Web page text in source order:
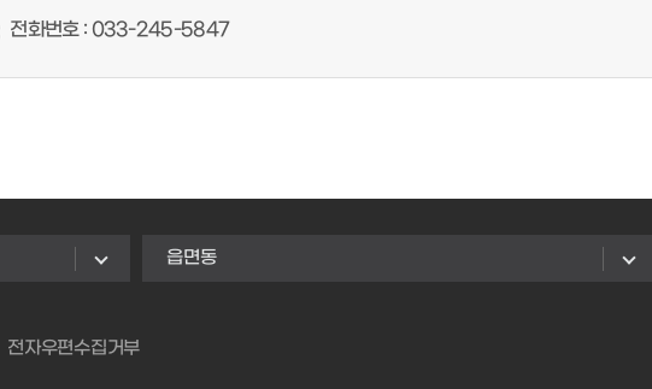
전화번호 : 033-245-5847
읍면동
전자우편수집거부